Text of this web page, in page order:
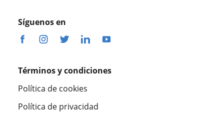
Síguenos en
Términos y condiciones
Política de cookies
Política de privacidad